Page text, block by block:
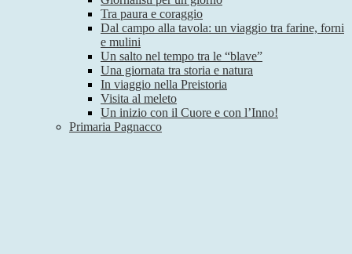
Tra paura e coraggio
Dal campo alla tavola: un viaggio tra farine, forni
e mulini
Un salto nel tempo tra le “blave”
Una giornata tra storia e natura
In viaggio nella Preistoria
Visita al meleto
Un inizio con il Cuore e con l’Inno!
Primaria Pagnacco